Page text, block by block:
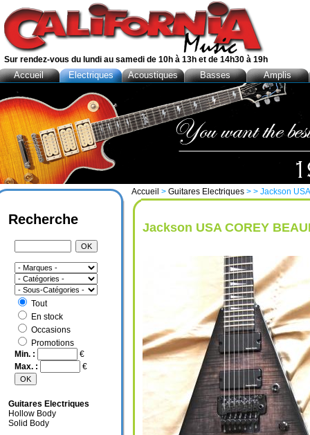
Accueil > Guitares Electriques > > Jackson
Jackson USA COREY
Recherche
Tout
En stock
Occasions
Promotions
Min. :
€
Max. :
€
Guitares Electriques
Hollow Body
Solid Body
Sur rendez-vous du lundi au samedi de 10h à 13h et de 14h30 à 19h
Accueil Electriques Acoustiques Basses Amplis